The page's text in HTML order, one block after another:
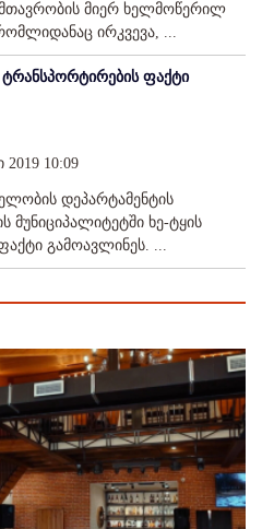
მთავრობის მიერ ხელმოწერილ
ირკვევა, ...
ფაქტი
2019 10:09
დეპარტამენტის
ხე-ტყის
გამოავლინეს. ...